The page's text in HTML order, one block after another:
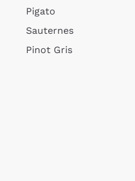
Pigato
Sauternes
Pinot Gris